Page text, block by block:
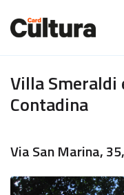
Villa Smeraldi
Contadina
Via San Marina,